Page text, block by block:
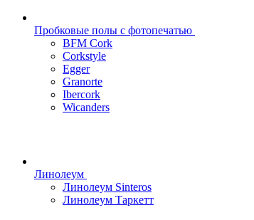
Пробковые полы с фотопечатью
BFM Cork
Corkstyle
Egger
Granorte
Ibercork
Wicanders
Линолеум
Линолеум Sinteros
Линолеум Таркетт